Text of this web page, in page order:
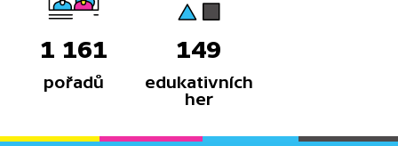
1 161
pořadů
149
edukativních
her